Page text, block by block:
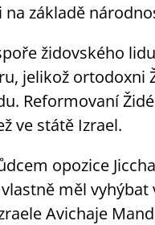
základě
židovského
jelikož ortodoxni
Reformovaní
ve státě Izrael.
opozice
měl
Avichaje